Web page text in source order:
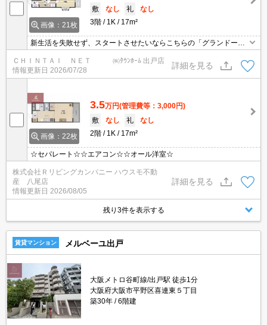
画像：21枚
敷
なし 礼
なし
3階
1K 17m²
新生活を失敗せず、スタートさせたいならこちらの「グランドール
喜連」はいかがでしょうか。家から徒歩3分の位置に平野喜連東郵
便局があります。大阪市平野区エリアにある賃貸情報のことなら、
地域に密着した当社へお任せ下さい。当社は、多種多様な賃貸情報
を取り扱っております。ご要望や不明な点などございましたら、お
ＣＨＩＮＴＡＩ ＮＥＴ ㈱ﾀｳﾝﾎｰﾑ 出戸店
情報更新日 2026/07/28
詳細を見る
画像：22枚
3.5万円(管理費等：3,000円)
敷
なし 礼
なし
2階
1K 17m²
☆セパレート☆☆エアコン☆☆オール洋室☆
株式会社Ｒリビングカンパニー ハウスモ不動
産 八尾店
情報更新日 2026/08/05
詳細を見る
残り3件を表示する
賃貸マンション メルベーユ出戸
大阪メトロ谷町線/出戸駅 徒歩1分
大阪府大阪市平野区喜連東５丁目
築30年
6階建